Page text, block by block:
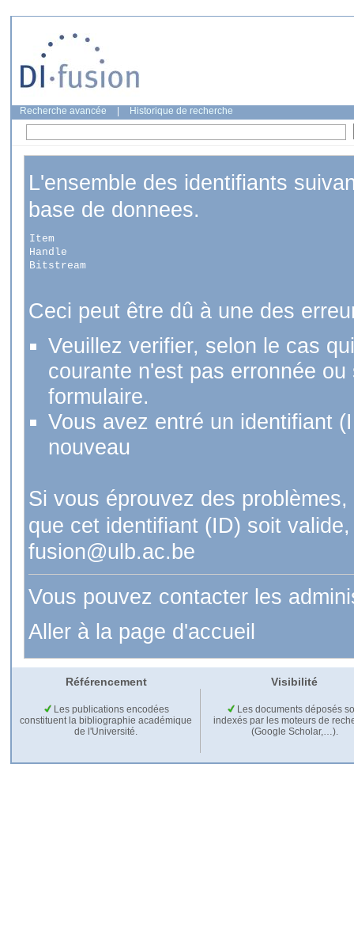
Recherche avancée Historique de recherche
L'ensemble des identifiants
base de donnees.
Item
Handle
Bitstream
Ceci peut être dû à une des
Veuillez verifier, selon le cas
courante n'est pas erronnée
formulaire.
Vous avez entré un identifiant
nouveau
Si vous éprouvez des
que cet identifiant (ID) soit
fusion@ulb.ac.be
Vous pouvez contacter les
Aller à la page d'accueil
Référencement Visibilité
Les publications encodées
constituent la bibliographie académique
de l'Université.
Les documents déposés
indexés par les moteurs de
(Google Scholar,…).